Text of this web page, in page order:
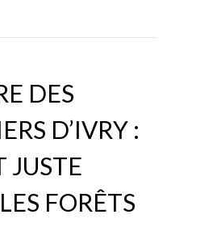
DES
D’IVRY :
JUSTE
FORÊTS